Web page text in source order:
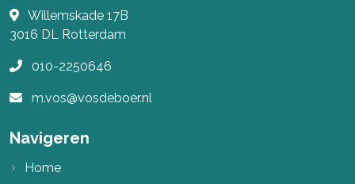
Willemskade 17B
3016 DL Rotterdam
010-2250646
m.vos@vosdeboer.nl
Navigeren
Home